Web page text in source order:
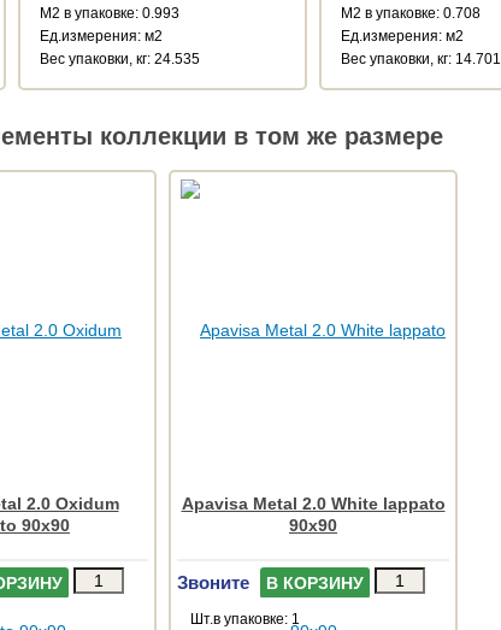
М2 в упаковке: 0.993
Ед.измерения: м2
Веc упаковки, кг: 24.535
М2 в упаковке: 0.708
Ед.измерения: м2
Веc упаковки, кг: 14.701
коллекции в том же размере
2.0 Oxidum
90x90
Apavisa Metal 2.0 White lappato
90x90
Звоните В КОРЗИНУ
Шт.в упаковке: 1